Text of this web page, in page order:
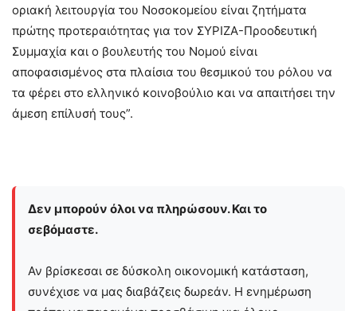
οριακή λειτουργία του Νοσοκομείου είναι ζητήματα
πρώτης προτεραιότητας για τον ΣΥΡΙΖΑ-Προοδευτική
Συμμαχία και ο βουλευτής του Νομού είναι
αποφασισμένος στα πλαίσια του θεσμικού του ρόλου να
τα φέρει στο ελληνικό κοινοβούλιο και να απαιτήσει την
άμεση επίλυσή τους”.
Δεν μπορούν όλοι να πληρώσουν. Και το
σεβόμαστε.
Αν βρίσκεσαι σε δύσκολη οικονομική κατάσταση,
συνέχισε να μας διαβάζεις δωρεάν. Η ενημέρωση